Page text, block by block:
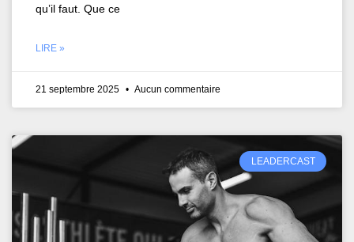
qu’il faut. Que ce
LIRE »
21 septembre 2025 Aucun commentaire
LEADERCAST